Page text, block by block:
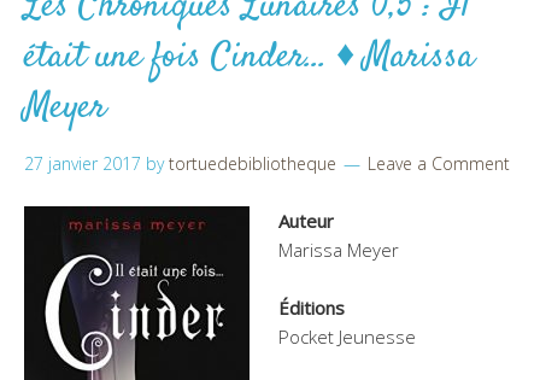
était une fois Cinder… ♦ Marissa
Meyer
27 janvier 2017 bytortuedebibliotheque Leave a Comment
Auteur
Marissa Meyer
Éditions
Pocket Jeunesse